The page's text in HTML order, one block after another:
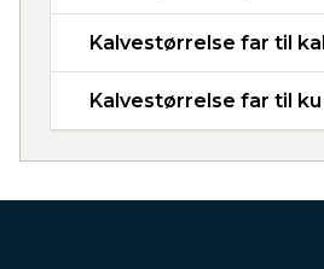
Kalvestørrelse far til
Kalvestørrelse far til ku